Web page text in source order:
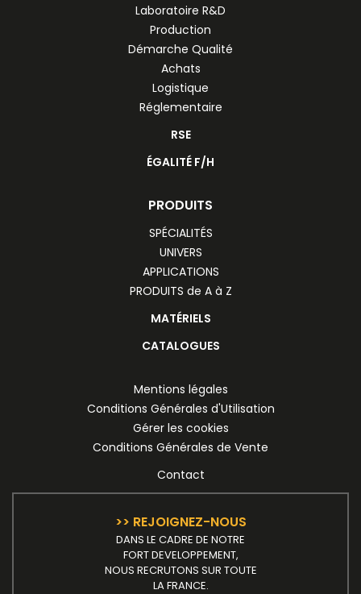
Laboratoire R&D
Production
Démarche Qualité
Achats
Logistique
Réglementaire
RSE
ÉGALITÉ F/H
PRODUITS
SPÉCIALITÉS
UNIVERS
APPLICATIONS
PRODUITS de A à Z
MATÉRIELS
CATALOGUES
Mentions légales
Conditions Générales d'Utilisation
Gérer les cookies
Conditions Générales de Vente
Contact
>> REJOIGNEZ-NOUS
DANS LE CADRE DE NOTRE
FORT DEVELOPPEMENT,
NOUS RECRUTONS SUR TOUTE
LA FRANCE.